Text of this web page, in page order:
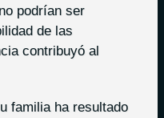
podrían ser
de las
contribuyó al
familia ha resultado